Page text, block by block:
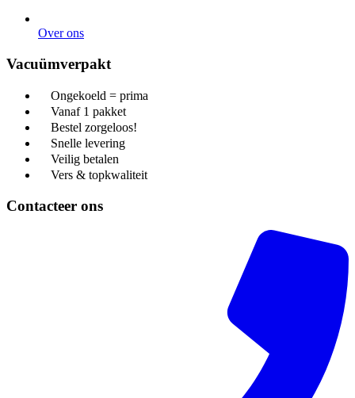
Over ons
Vacuümverpakt
Ongekoeld = prima
Vanaf 1 pakket
Bestel zorgeloos!
Snelle levering
Veilig betalen
Vers & topkwaliteit
Contacteer ons